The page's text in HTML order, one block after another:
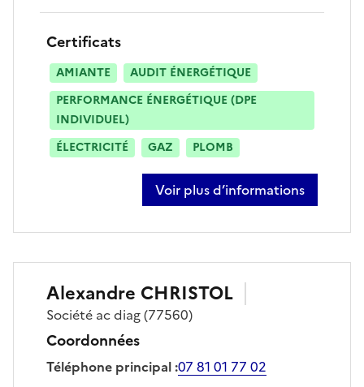
Certificats
AMIANTE
AUDIT ÉNERGÉTIQUE
PERFORMANCE ÉNERGÉTIQUE (DPE
INDIVIDUEL)
ÉLECTRICITÉ
GAZ PLOMB
Voir plus d’informations
sur clément chabin
Alexandre CHRISTOL
Société ac diag(77560)
Coordonnées
Téléphone principal:07 81 01 77 02